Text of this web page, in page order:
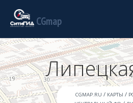
CGmap
CGMAP.RU / КАРТЫ /